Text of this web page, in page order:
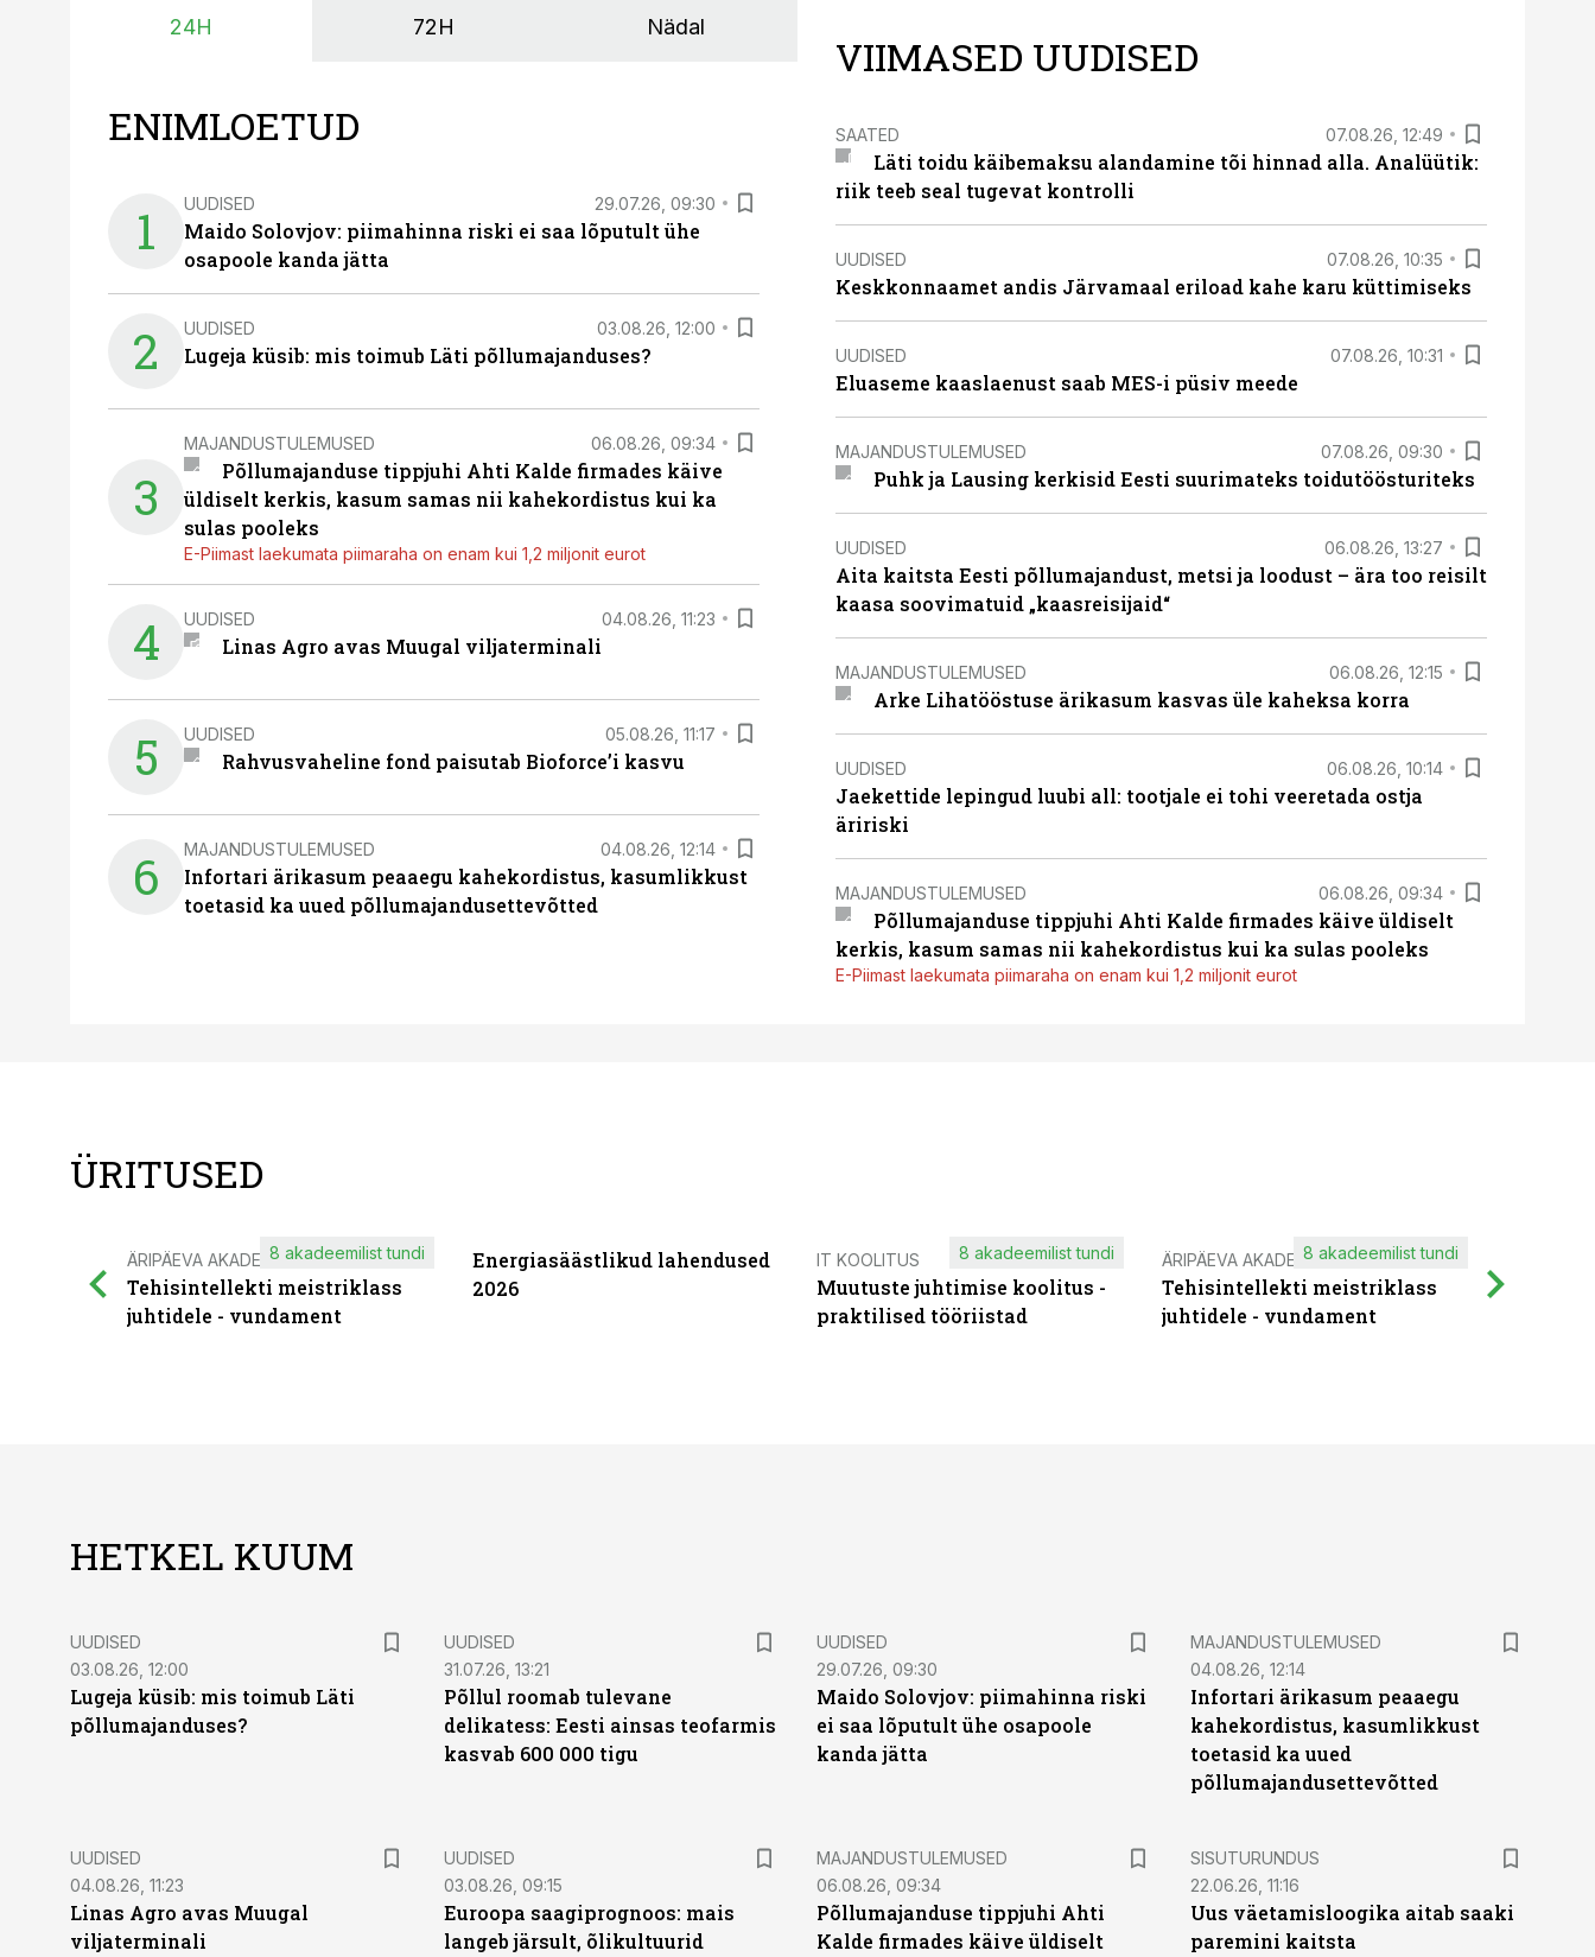
24H 72H Nädal
ENIMLOETUD
1 UUDISED 29.07.26, 09:30
Maido Solovjov: piimahinna riski ei saa lõputult ühe
osapoole kanda jätta
2 UUDISED 03.08.26, 12:00
Lugeja küsib: mis toimub Läti põllumajanduses?
3
MAJANDUSTULEMUSED 06.08.26, 09:34
Põllumajanduse tippjuhi Ahti Kalde firmades käive
üldiselt kerkis, kasum samas nii kahekordistus kui ka
sulas pooleks
E-Piimast laekumata piimaraha on enam kui 1,2 miljonit eurot
4 UUDISED 04.08.26, 11:23
Linas Agro avas Muugal viljaterminali
5 UUDISED 05.08.26, 11:17
Rahvusvaheline fond paisutab Bioforce’i kasvu
6 MAJANDUSTULEMUSED 04.08.26, 12:14
Infortari ärikasum peaaegu kahekordistus, kasumlikkust
toetasid ka uued põllumajandusettevõtted
VIIMASED UUDISED
SAATED 07.08.26, 12:49
Läti toidu käibemaksu alandamine tõi hinnad alla. Analüütik:
riik teeb seal tugevat kontrolli
UUDISED 07.08.26, 10:35
Keskkonnaamet andis Järvamaal eriload kahe karu küttimiseks
UUDISED 07.08.26, 10:31
Eluaseme kaaslaenust saab MES-i püsiv meede
MAJANDUSTULEMUSED 07.08.26, 09:30
Puhk ja Lausing kerkisid Eesti suurimateks toidutöösturiteks
UUDISED 06.08.26, 13:27
Aita kaitsta Eesti põllumajandust, metsi ja loodust – ära too reisilt
kaasa soovimatuid „kaasreisijaid“
MAJANDUSTULEMUSED 06.08.26, 12:15
Arke Lihatööstuse ärikasum kasvas üle kaheksa korra
UUDISED 06.08.26, 10:14
Jaekettide lepingud luubi all: tootjale ei tohi veeretada ostja
äririski
MAJANDUSTULEMUSED 06.08.26, 09:34
Põllumajanduse tippjuhi Ahti Kalde firmades käive üldiselt
kerkis, kasum samas nii kahekordistus kui ka sulas pooleks
E-Piimast laekumata piimaraha on enam kui 1,2 miljonit eurot
ÜRITUSED
ÄRIPÄEVA AKADEEMIA
Tehisintellekti meistriklass
juhtidele - vundament
8 akadeemilist tundi
Energiasäästlikud lahendused
2026
IT KOOLITUS
Muutuste juhtimise koolitus -
praktilised tööriistad
8 akadeemilist tundi ÄRIPÄEVA AKADEEMIA
Tehisintellekti meistriklass
juhtidele - vundament
8 akadeemilist tundi
HETKEL KUUM
UUDISED
03.08.26, 12:00
Lugeja küsib: mis toimub Läti
põllumajanduses?
UUDISED
31.07.26, 13:21
Põllul roomab tulevane
delikatess: Eesti ainsas teofarmis
kasvab 600 000 tigu
UUDISED
29.07.26, 09:30
Maido Solovjov: piimahinna riski
ei saa lõputult ühe osapoole
kanda jätta
MAJANDUSTULEMUSED
04.08.26, 12:14
Infortari ärikasum peaaegu
kahekordistus, kasumlikkust
toetasid ka uued
põllumajandusettevõtted
UUDISED
04.08.26, 11:23
Linas Agro avas Muugal
viljaterminali
UUDISED
03.08.26, 09:15
Euroopa saagiprognoos: mais
langeb järsult, õlikultuurid
MAJANDUSTULEMUSED
06.08.26, 09:34
Põllumajanduse tippjuhi Ahti
Kalde firmades käive üldiselt
ST
SISUTURUNDUS
22.06.26, 11:16
Uus väetamisloogika aitab saaki
paremini kaitsta